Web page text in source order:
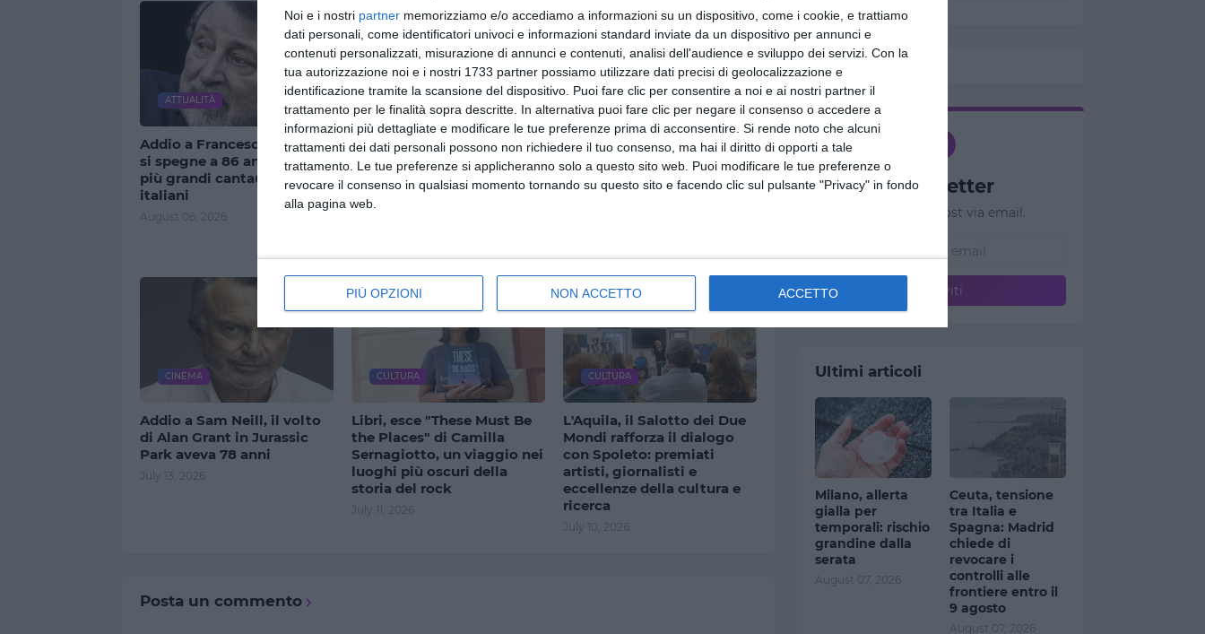
Noi e i nostri partner memorizziamo e/o accediamo a informazioni su un dispositivo, come i cookie, e trattiamo
dati personali, come identificatori univoci e informazioni standard inviate da un dispositivo per annunci e
contenuti personalizzati, misurazione di annunci e contenuti, analisi dell'audience e sviluppo dei servizi. Con la
tua autorizzazione noi e i nostri 1733 partner possiamo utilizzare dati precisi di geolocalizzazione e
identificazione tramite la scansione del dispositivo. Puoi fare clic per consentire a noi e ai nostri partner il
trattamento per le finalità sopra descritte. In alternativa puoi fare clic per negare il consenso o accedere a
informazioni più dettagliate e modificare le tue preferenze prima di acconsentire. Si rende noto che alcuni
trattamenti dei dati personali possono non richiedere il tuo consenso, ma hai il diritto di opporti a tale
trattamento. Le tue preferenze si applicheranno solo a questo sito web. Puoi modificare le tue preferenze o
revocare il consenso in qualsiasi momento tornando su questo sito e facendo clic sul pulsante "Privacy" in fondo
alla pagina web.
PIÙ OPZIONI NON ACCETTO ACCETTO
ATTUALITÀ
Addio a Francesco Guccini,
si spegne a 86 anni uno dei
più grandi cantautori
italiani
August 06, 2026
Dentro DAI-NI-KAN: il
nuovo libro di Lisa Di
Giovanni
July 26, 2026
Luigi Del Vecchio torna
all’Ombre Festival di
Viterbo: il Generale
scrittore ostunese tra i
CINEMA
Addio a Sam Neill, il volto
di Alan Grant in Jurassic
Park aveva 78 anni
July 13, 2026
CULTURA
Libri, esce "These Must Be
the Places" di Camilla
Sernagiotto, un viaggio nei
luoghi più oscuri della
storia del rock
July 11, 2026
CULTURA
L'Aquila, il Salotto dei Due
Mondi rafforza il dialogo
con Spoleto: premiati
artisti, giornalisti e
eccellenze della cultura e
ricerca
July 10, 2026
Posta un commento
Newsletter
Ricevi nuovi post via email.
Ultimi articoli
Milano, allerta
gialla per
temporali: rischio
grandine dalla
serata
August 07, 2026
Ceuta, tensione
tra Italia e
Spagna: Madrid
chiede di
revocare i
controlli alle
frontiere entro il
9 agosto
August 07, 2026